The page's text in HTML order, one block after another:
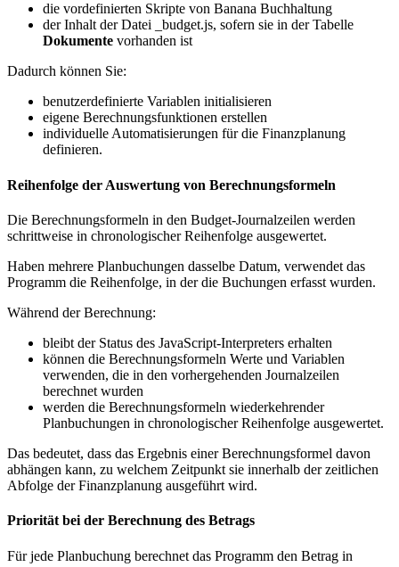
die vordefinierten Skripte von Banana Buchhaltung
der Inhalt der Datei _budget.js, sofern sie in der Tabelle
Dokumente vorhanden ist
Dadurch können Sie:
benutzerdefinierte Variablen initialisieren
eigene Berechnungsfunktionen erstellen
individuelle Automatisierungen für die Finanzplanung
definieren.
Reihenfolge der Auswertung von Berechnungsformeln
Die Berechnungsformeln in den Budget-Journalzeilen werden
schrittweise in chronologischer Reihenfolge ausgewertet.
Haben mehrere Planbuchungen dasselbe Datum, verwendet das
Programm die Reihenfolge, in der die Buchungen erfasst wurden.
Während der Berechnung:
bleibt der Status des JavaScript-Interpreters erhalten
können die Berechnungsformeln Werte und Variablen
verwenden, die in den vorhergehenden Journalzeilen
berechnet wurden
werden die Berechnungsformeln wiederkehrender
Planbuchungen in chronologischer Reihenfolge ausgewertet.
Das bedeutet, dass das Ergebnis einer Berechnungsformel davon
abhängen kann, zu welchem Zeitpunkt sie innerhalb der zeitlichen
Abfolge der Finanzplanung ausgeführt wird.
Priorität bei der Berechnung des Betrags
Für jede Planbuchung berechnet das Programm den Betrag in